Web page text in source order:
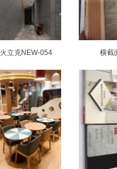
火立克NEW-054 横截